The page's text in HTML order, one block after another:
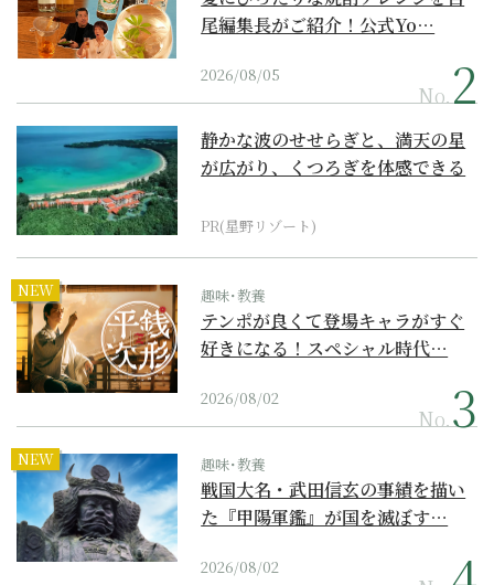
尾編集長がご紹介！公式Yo…
2026/08/05
No.
静かな波のせせらぎと、満天の星
が広がり、くつろぎを体感できる
PR(星野リゾート)
NEW 趣味･教養
テンポが良くて登場キャラがすぐ
好きになる！スペシャル時代…
2026/08/02
No.
NEW 趣味･教養
戦国大名・武田信玄の事績を描い
た『甲陽軍鑑』が国を滅ぼす…
2026/08/02